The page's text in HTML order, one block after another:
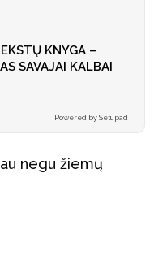
KNYGA –
SAVAJAI KALBAI
Powered by Setupad
negu žiemų